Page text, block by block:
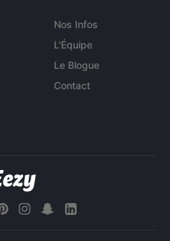
Nos Infos
L'Équipe
Le Blogue
Contact